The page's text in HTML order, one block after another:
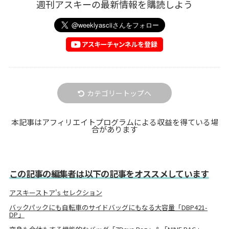
週刊アスキーの最新情報を購読しよう
カテゴリートップへ
本記事はアフィリエイトプログラムによる収益を得ている場
合があります
この記事の編集者は以下の記事をオススメしています
アスキーストア's セレクション
バックパックにも自転車のサイドバッグにもなる大容量「DBP421-
DP」